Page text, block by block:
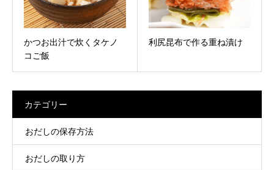
かつお出汁で炊くタケノ
コご飯
利尻昆布で作る重ね漬け
カテゴリー
おだしの保存方法
おだしの取り方